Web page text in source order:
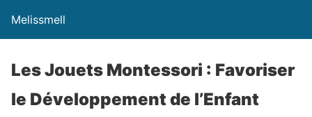
Melissmell
Les Jouets Montessori : Favoriser
le Développement de l’Enfant